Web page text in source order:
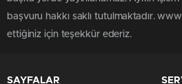
30
başvuru hakkı saklı tutulmaktadır.
ettiğiniz için teşekkür ederiz.
SAYFALAR